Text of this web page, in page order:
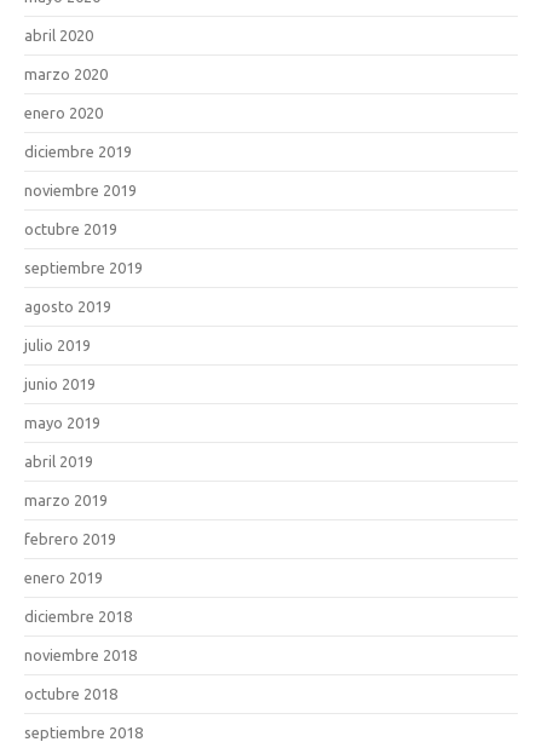
abril 2020
marzo 2020
enero 2020
diciembre 2019
noviembre 2019
octubre 2019
septiembre 2019
agosto 2019
julio 2019
junio 2019
mayo 2019
abril 2019
marzo 2019
febrero 2019
enero 2019
diciembre 2018
noviembre 2018
octubre 2018
septiembre 2018